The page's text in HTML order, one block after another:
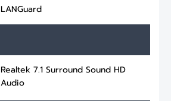
LANGuard
Realtek 7.1 Surround Sound HD
Audio